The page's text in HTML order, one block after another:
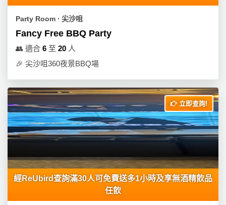
r
y
o
m
到
會
美
特
蛋
搞
P
a
r
t
y
友
聚
動
攻
略
活
攻
略
會
計
劃
Party Room ∙ 尖沙咀
Fancy Free BBQ Party
👥 適合 6 至 20 人
🎉 尖沙咀360夜景BBQ場
立即查詢!
經ReUbird查詢滿30人可免費送多1小時及享無酒精飲品
任飲